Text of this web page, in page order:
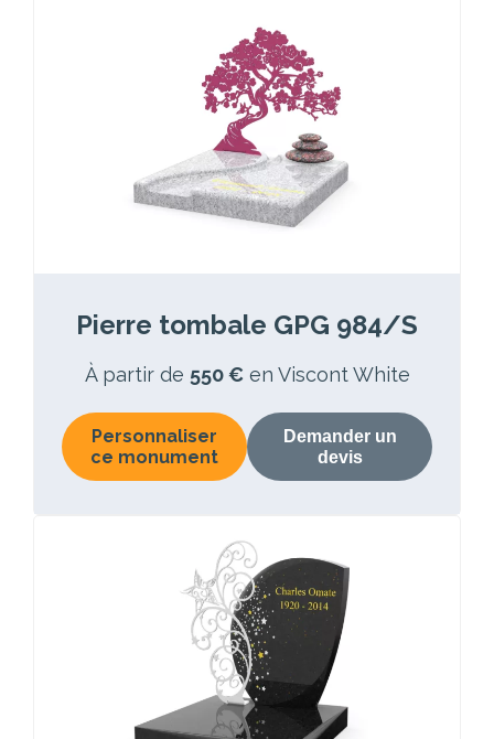
Pierre tombale GPG 984/S
À partir de 550 € en Viscont White
Personnaliser
ce monument
Demander un
devis